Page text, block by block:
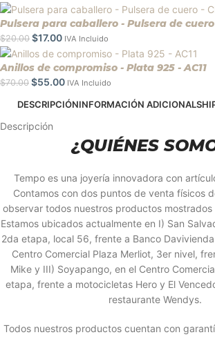
Pulsera para caballero - Pulsera de cuero
$20.00 $17.00 IVA Incluido
Anillos de compromiso - Plata 925 - AC11
$70.00 $55.00 IVA Incluido
DESCRIPCIÓNINFORMACIÓN ADICIONAL
Descripción
¿QUIÉNES
Tempo es una joyería innovadora con
Contamos con dos puntos de venta físicos
observar todos nuestros productos
Estamos ubicados actualmente en I) San
2da etapa, local 56, frente a Banco
Centro Comercial Plaza Merliot, 3er nivel,
Mike y III) Soyapango, en el Centro
etapa, frente a motocicletas Hero y El
restaurante Wendys.
Todos nuestros productos cuentan con